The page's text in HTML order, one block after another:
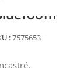
:7575653